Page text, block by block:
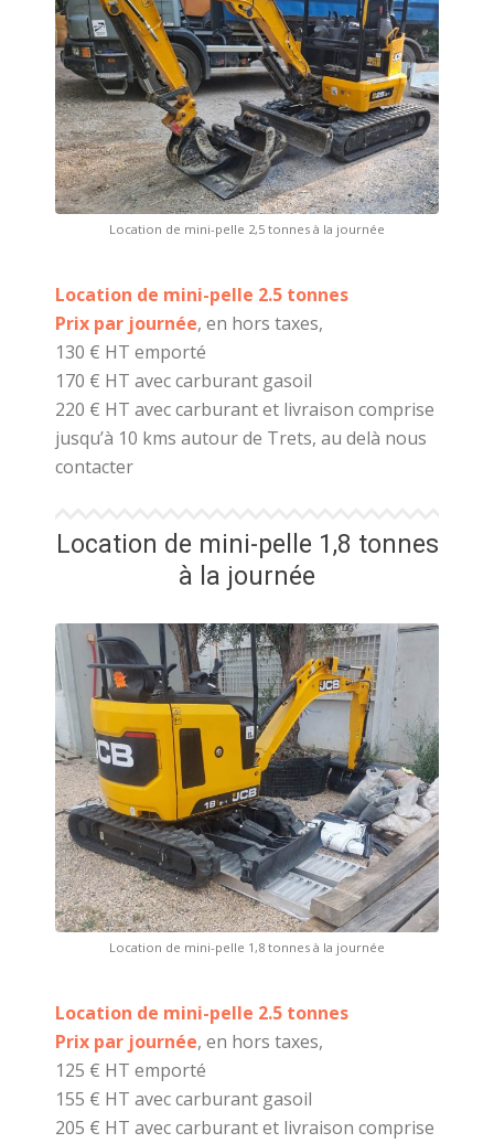
Location de mini-pelle 2,5 tonnes à la journée
Location de mini-pelle 2.5 tonnes
Prix par journée, en hors taxes,
130 € HT emporté
170 € HT avec carburant gasoil
220 € HT avec carburant et livraison comprise
jusqu’à 10 kms autour de Trets, au delà nous
contacter
Location de mini-pelle 1,8 tonnes
à la journée
Location de mini-pelle 1,8 tonnes à la journée
Location de mini-pelle 2.5 tonnes
Prix par journée, en hors taxes,
125 € HT emporté
155 € HT avec carburant gasoil
205 € HT avec carburant et livraison comprise